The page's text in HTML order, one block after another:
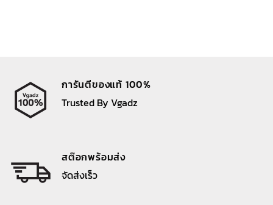
การันตีของแท้ 100%
Trusted By Vgadz
สต๊อกพร้อมส่ง
จัดส่งเร็ว